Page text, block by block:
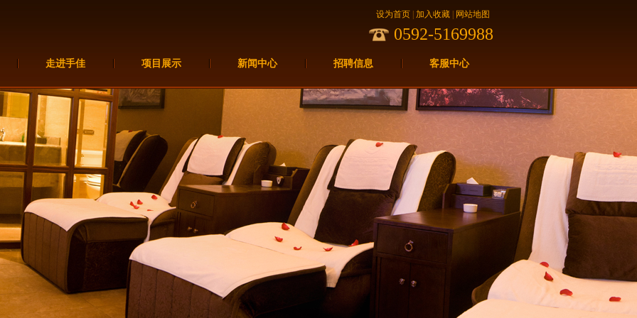
设为首页 加入收藏 网站地图
0592-5169988
走进手佳 项目展示 新闻中心 招聘信息 客服中心